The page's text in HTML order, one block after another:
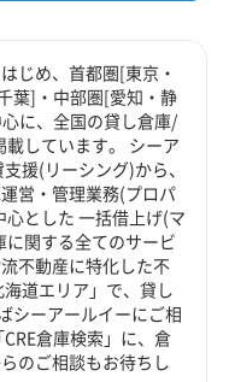
じめ、首都圏[東京・
葉]・中部圏[愛知・静
に、全国の貸し倉庫/
しています。 シーア
援(リーシング)から、
営・管理業務(プロパ
とした 一括借上げ(マ
関する全てのサービ
不動産に特化した不
道エリア」で、貸し
シーアールイーにご相
倉庫検索」に、倉
のご相談もお待ちし